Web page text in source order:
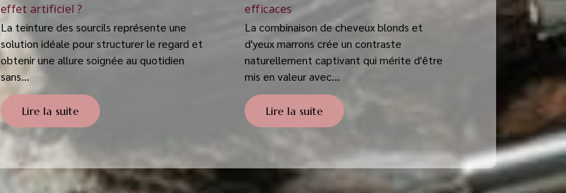
effet artificiel ?
La teinture des sourcils représente une
solution idéale pour structurer le regard et
obtenir une allure soignée au quotidien
sans...
Lire la suite
efficaces
La combinaison de cheveux blonds et
d'yeux marrons crée un contraste
naturellement captivant qui mérite d'être
mis en valeur avec...
Lire la suite